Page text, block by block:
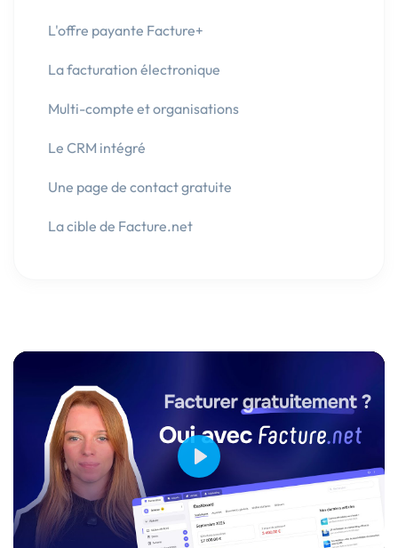
Play
L'offre payante Facture+
La facturation électronique
Multi-compte et organisations
Le CRM intégré
Une page de contact gratuite
La cible de Facture.net